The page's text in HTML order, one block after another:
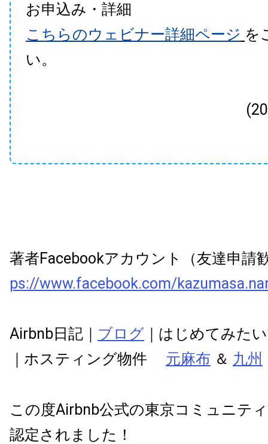
お申込み・詳細
こちらのウェビナー詳細ページ を
い。
著者Facebookアカウント（友達申請
ps://www.facebook.com/
Airbnb日記｜ ブログ ｜はじめてみた
｜ホスティング物件 元麻布 ＆ 九州
この度Airbnb公式の東京コミュニテ
認定されました！